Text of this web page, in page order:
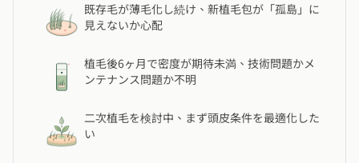
既存毛が薄毛化し続け、新植毛包が「孤島」に
見えないか心配
植毛後6ヶ月で密度が期待未満、技術問題かメ
ンテナンス問題か不明
二次植毛を検討中、まず頭皮条件を最適化した
い